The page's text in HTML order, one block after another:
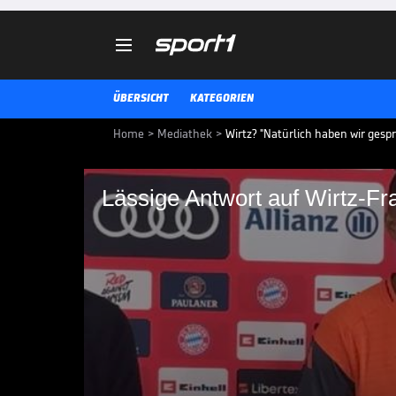

ÜBERSICHT KATEGORIEN
Home > Mediathek > Wirtz? "Natürlich haben wir
Lässige Antwort auf Wirtz-
Lässige Antwort auf
Jonathan Tah hat sich für einen
Bayern entschieden, Florian
Kommunikation mit seinem Ex-
FIFA KLUB-WM